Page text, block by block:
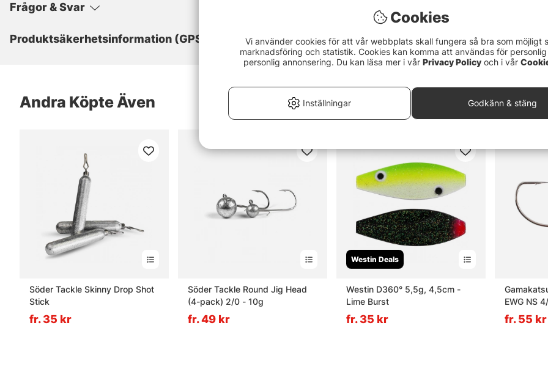
Frågor & Svar
Produktsäkerhetsinformation (GPSR)
Andra Köpte Även
Söder Tackle Skinny Drop Shot
Stick
fr. 35 kr
Söder Tackle Round Jig Head
(4-pack) 2/0 - 10g
fr. 49 kr
Westin Deals
Westin D360° 5,5g, 4,5cm -
Lime Burst
fr. 35 kr
EWG NS
fr. 55 kr
Cookies
Vi använder cookies för att vår webbplats skall fungera så bra som möjligt
marknadsföring och statistik. Cookies kan komma att användas för
personlig annonsering. Du kan läsa mer i vår Privacy Policy och i vår
Inställningar Godkänn & stäng